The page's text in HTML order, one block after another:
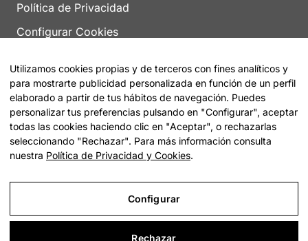
Política de Privacidad
Configurar Cookies
© 2026 Encuentra tu Residencia | Sitemap
Utilizamos cookies propias y de terceros con fines analíticos y
para mostrarte publicidad personalizada en función de un perfil
elaborado a partir de tus hábitos de navegación. Puedes
personalizar tus preferencias pulsando en "Configurar", aceptar
todas las cookies haciendo clic en "Aceptar", o rechazarlas
seleccionando "Rechazar". Para más información consulta
nuestra Política de Privacidad y Cookies.
Configurar
Rechazar